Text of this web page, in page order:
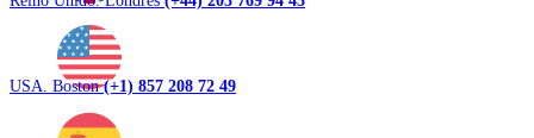
USA. Boston(+1) 857 208 72 49